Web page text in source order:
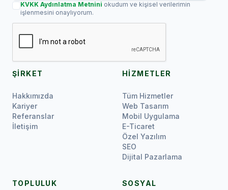
KVKK Aydınlatma Metnini okudum ve kişisel verilerimin
işlenmesini onaylıyorum.
ŞİRKET
Hakkımızda
Kariyer
Referanslar
İletişim
HİZMETLER
Tüm Hizmetler
Web Tasarım
Mobil Uygulama
E-Ticaret
Özel Yazılım
SEO
Dijital Pazarlama
TOPLULUK SOSYAL